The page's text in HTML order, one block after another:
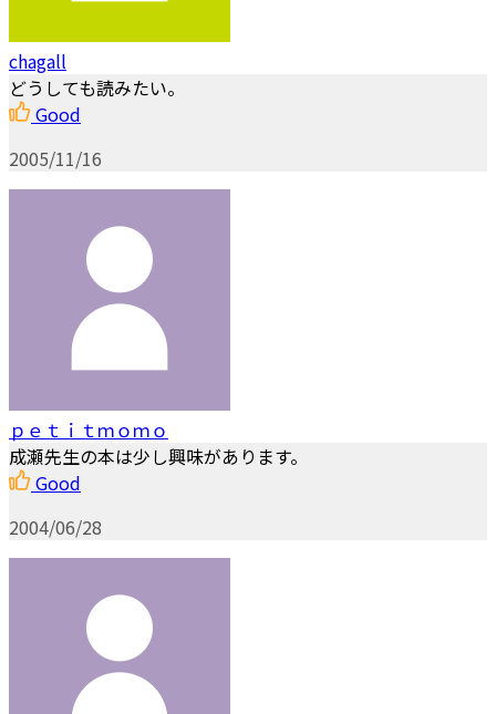
chagall
どうしても読みたい。
Good
2005/11/16
ｐｅｔｉｔｍｏｍｏ
成瀬先生の本は少し興味があります。
Good
2004/06/28